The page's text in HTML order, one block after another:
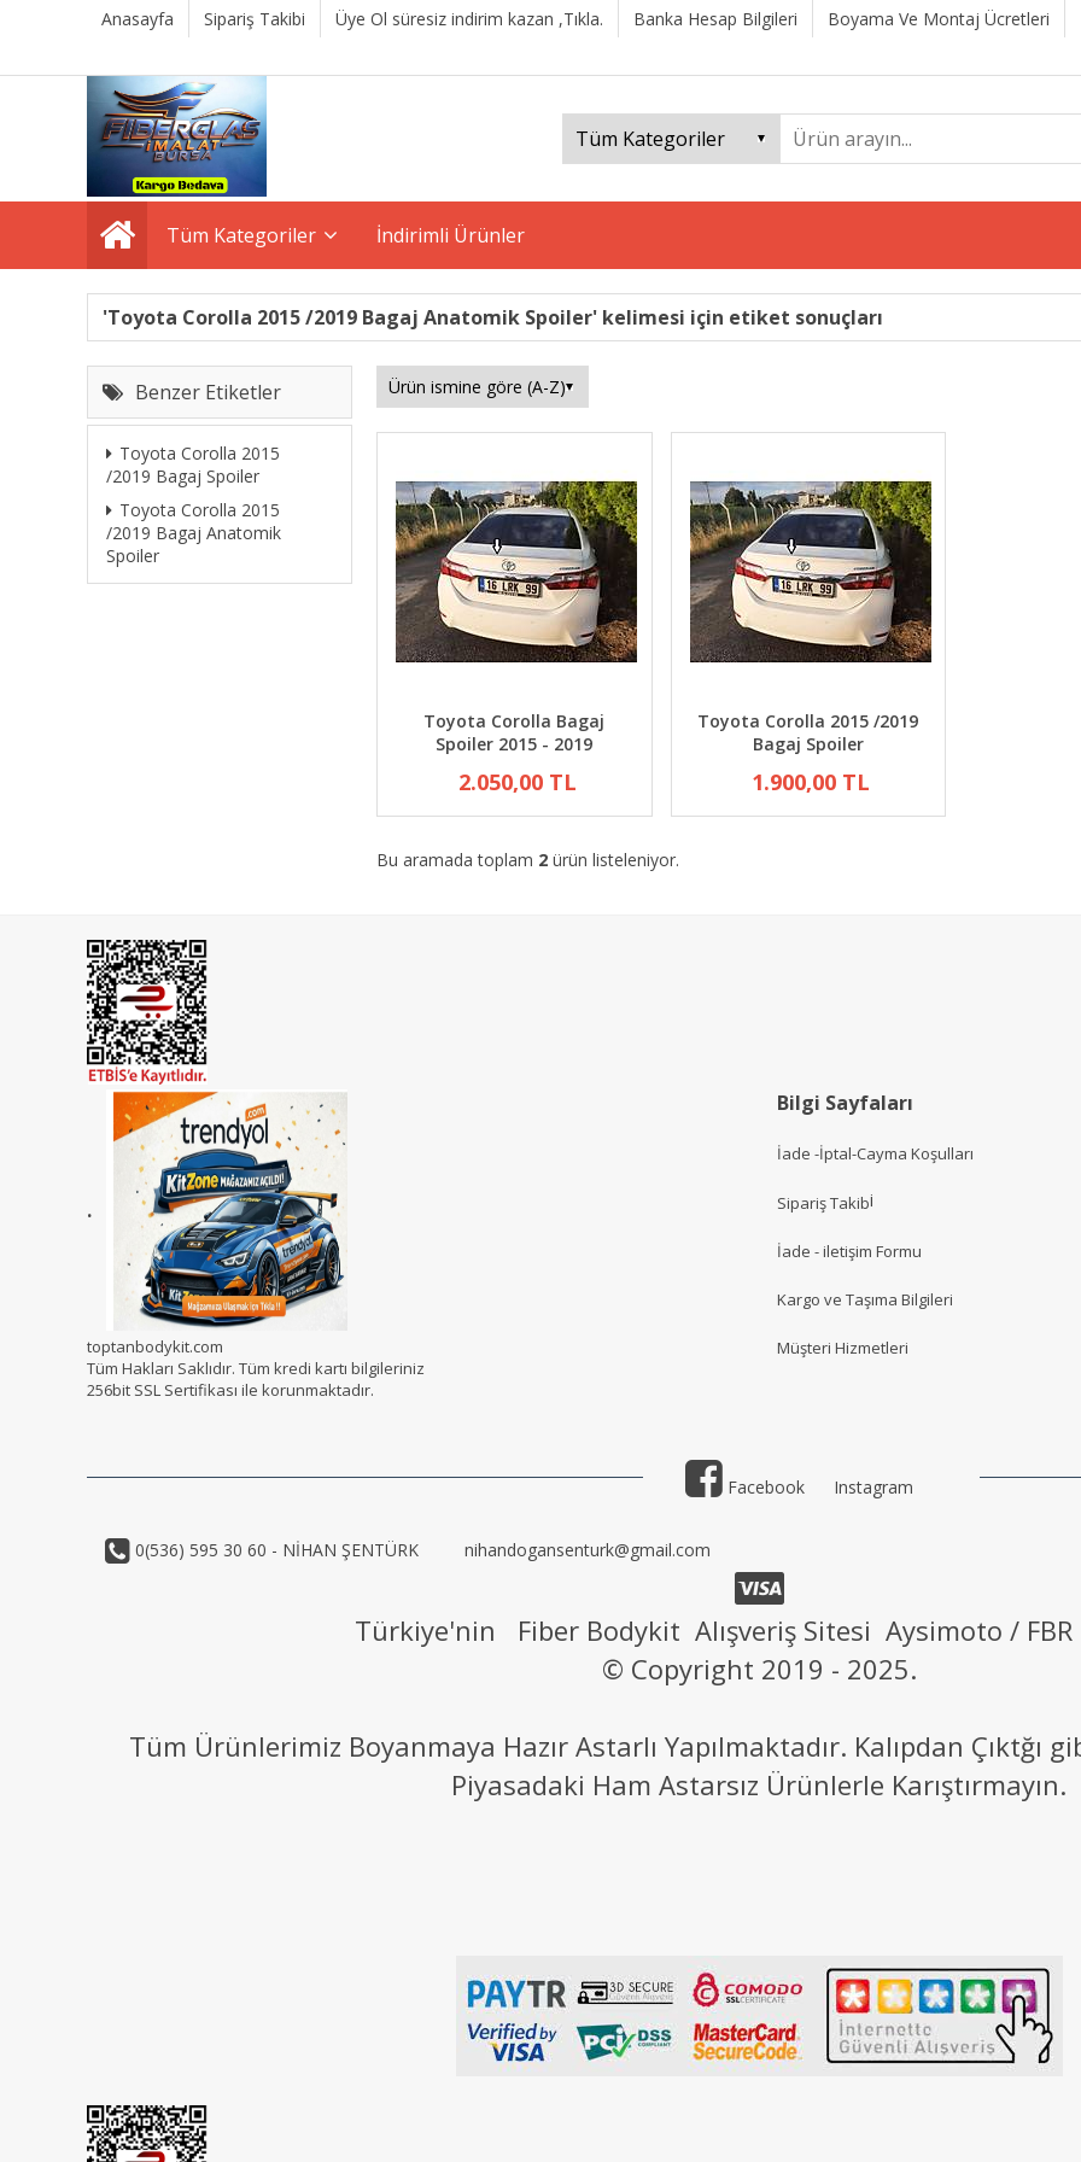
Anasayfa Sipariş Takibi Üye Ol süresiz indirim kazan ,Tıkla. Banka Hesap Bilgileri Boyama Ve Montaj Ücretleri
Tüm Kategoriler İndirimli Ürünler
'Toyota Corolla 2015 /2019 Bagaj Anatomik Spoiler' kelimesi için etiket sonuçları
Benzer Etiketler
Toyota Corolla 2015
/2019 Bagaj Spoiler
Toyota Corolla 2015
/2019 Bagaj Anatomik
Spoiler
Toyota Corolla Bagaj
Spoiler 2015 - 2019
2.050,00 TL
Toyota Corolla 2015 /2019
Bagaj Spoiler
1.900,00 TL
Bu aramada toplam 2 ürün listeleniyor.
.
toptanbodykit.com
Tüm Hakları Saklıdır. Tüm kredi kartı bilgileriniz
256bit SSL Sertifikası ile korunmaktadır.
Bilgi Sayfaları
İade -İptal-Cayma Koşulları
Sipariş Takibi
İade - iletişim Formu
Kargo ve Taşıma Bilgileri
Müşteri Hizmetleri
Facebook Instagram
0(536) 595 30 60 - NİHAN ŞENTÜRK nihandogansenturk@gmail.com
Türkiye'nin Fiber Bodykit Alışveriş Sitesi Aysimoto / FBR
© Copyright 2019 - 2025.
Tüm Ürünlerimiz Boyanmaya Hazır Astarlı Yapılmaktadır. Kalıpdan Çıktğı
Piyasadaki Ham Astarsız Ürünlerle Karıştırmayın.